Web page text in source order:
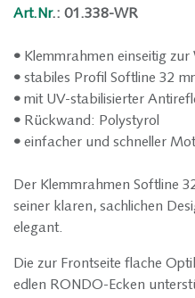
Art.Nr.: 01.338-WR
• Klemmrahmen einseitig
• stabiles Profil Softline 32
• mit UV-stabilisierter
• Rückwand: Polystyrol
• einfacher und schneller
Der Klemmrahmen Softline
seiner klaren, sachlichen
elegant.
Die zur Frontseite flache
edlen RONDO-Ecken